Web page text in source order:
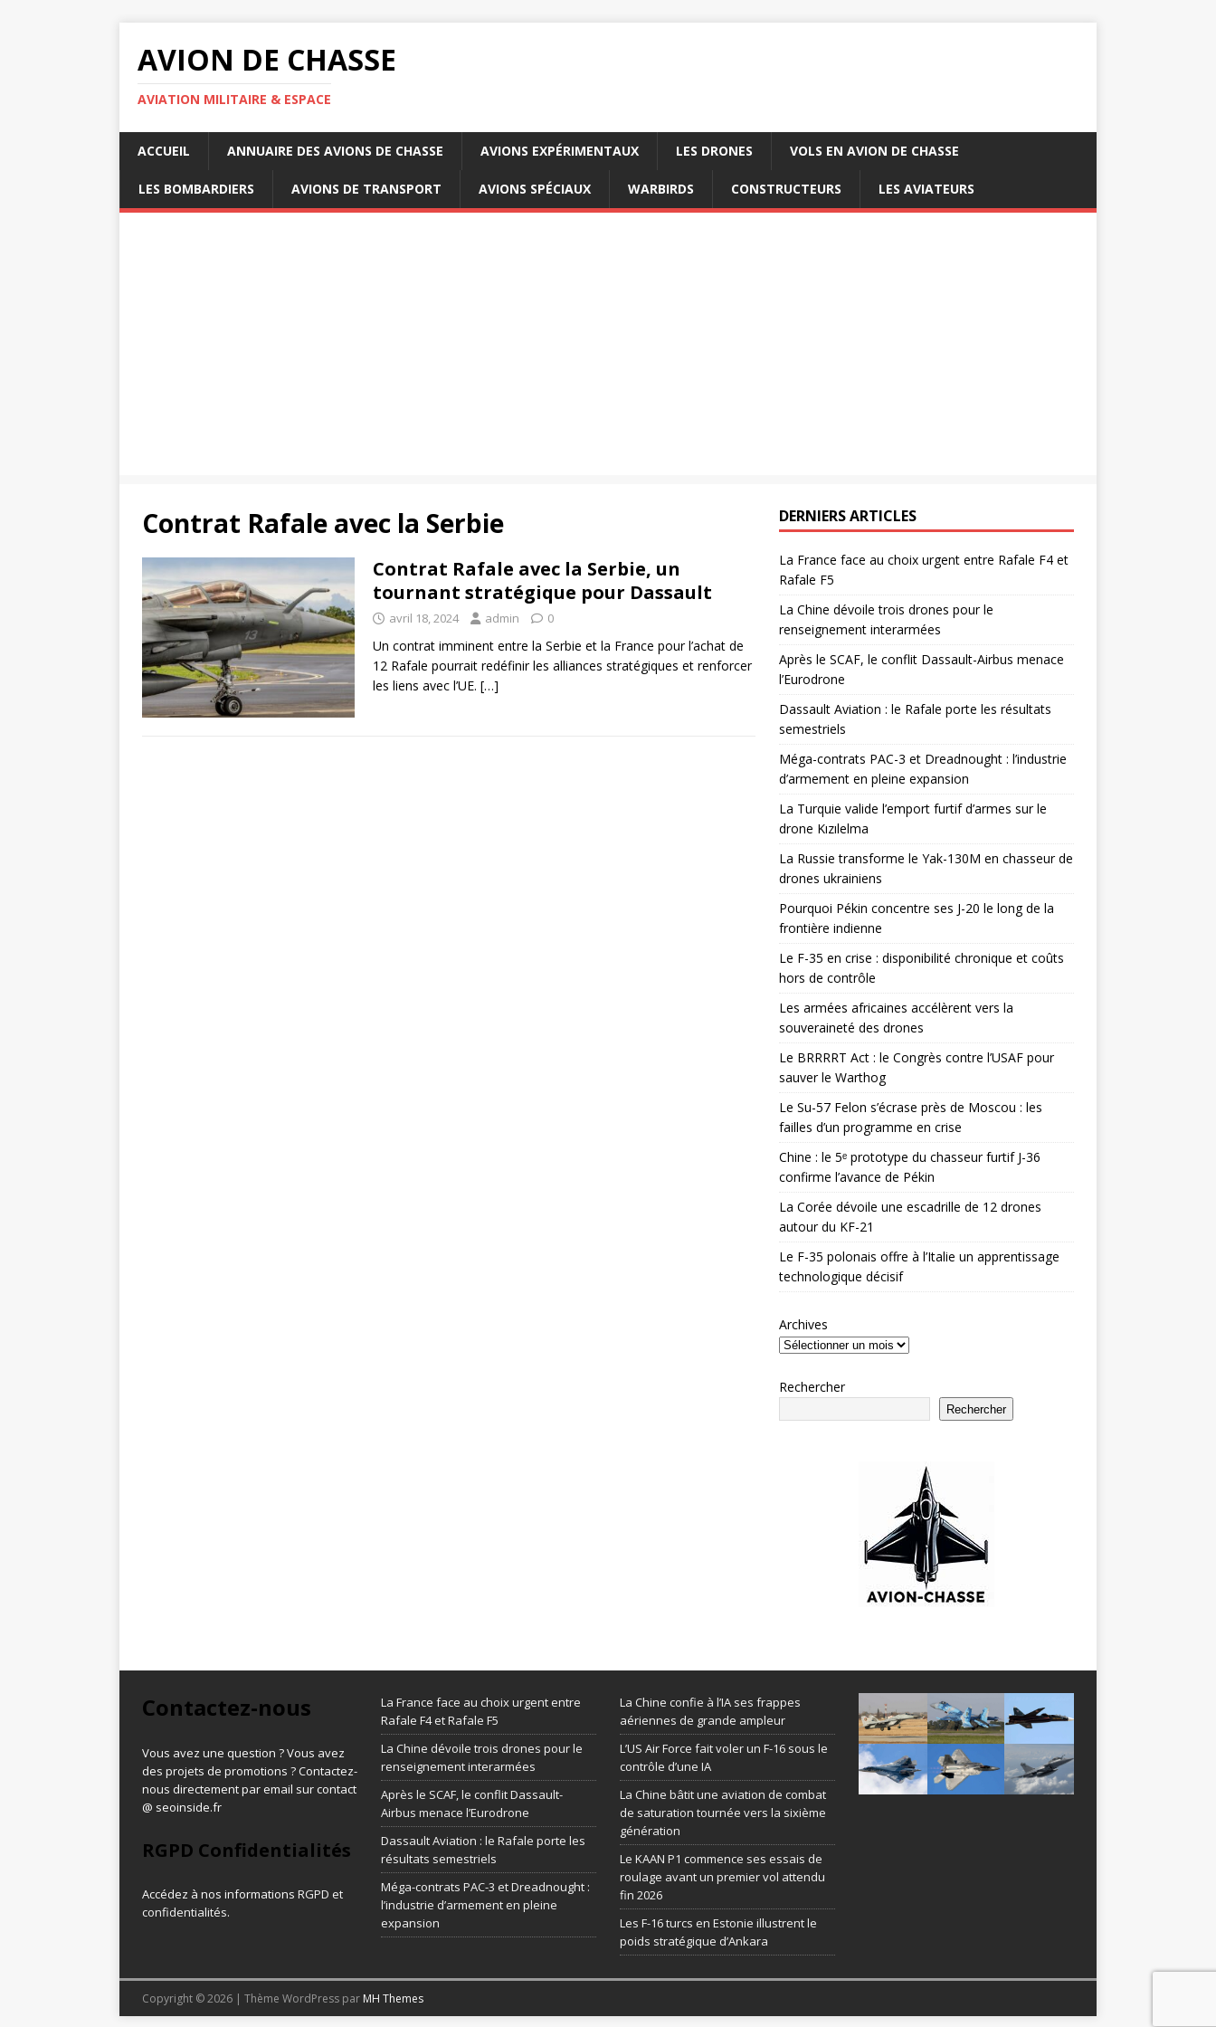
AVION DE CHASSE
AVIATION MILITAIRE & ESPACE
ACCUEIL ANNUAIRE DES AVIONS DE CHASSE AVIONS EXPÉRIMENTAUX LES DRONES VOLS EN AVION DE CHASSE
LES BOMBARDIERS AVIONS DE TRANSPORT AVIONS SPÉCIAUX WARBIRDS CONSTRUCTEURS LES AVIATEURS
Contrat Rafale avec la Serbie
Contrat Rafale avec la Serbie, un
tournant stratégique pour Dassault
avril 18, 2024 admin 0
Un contrat imminent entre la Serbie et la France pour l’achat de
12 Rafale pourrait redéfinir les alliances stratégiques et renforcer
les liens avec l’UE. […]
DERNIERS ARTICLES
La France face au choix urgent entre Rafale F4 et
Rafale F5
La Chine dévoile trois drones pour le
renseignement interarmées
Après le SCAF, le conflit Dassault-Airbus menace
l’Eurodrone
Dassault Aviation : le Rafale porte les résultats
semestriels
Méga-contrats PAC-3 et Dreadnought : l’industrie
d’armement en pleine expansion
La Turquie valide l’emport furtif d’armes sur le
drone Kızılelma
La Russie transforme le Yak-130M en chasseur de
drones ukrainiens
Pourquoi Pékin concentre ses J-20 le long de la
frontière indienne
Le F-35 en crise : disponibilité chronique et coûts
hors de contrôle
Les armées africaines accélèrent vers la
souveraineté des drones
Le BRRRRT Act : le Congrès contre l’USAF pour
sauver le Warthog
Le Su-57 Felon s’écrase près de Moscou : les
failles d’un programme en crise
Chine : le 5ᵉ prototype du chasseur furtif J-36
confirme l’avance de Pékin
La Corée dévoile une escadrille de 12 drones
autour du KF-21
Le F-35 polonais offre à l’Italie un apprentissage
technologique décisif
Archives
Rechercher
Rechercher
Contactez-nous
Vous avez une question ? Vous avez
des projets de promotions ? Contactez-
nous directement par email sur contact
@ seoinside.fr
RGPD Confidentialités
Accédez à nos informations RGPD et
confidentialités.
La France face au choix urgent entre
Rafale F4 et Rafale F5
La Chine dévoile trois drones pour le
renseignement interarmées
Après le SCAF, le conflit Dassault-
Airbus menace l’Eurodrone
Dassault Aviation : le Rafale porte les
résultats semestriels
Méga-contrats PAC-3 et Dreadnought :
l’industrie d’armement en pleine
expansion
La Chine confie à l’IA ses frappes
aériennes de grande ampleur
L’US Air Force fait voler un F-16 sous le
contrôle d’une IA
La Chine bâtit une aviation de combat
de saturation tournée vers la sixième
génération
Le KAAN P1 commence ses essais de
roulage avant un premier vol attendu
fin 2026
Les F-16 turcs en Estonie illustrent le
poids stratégique d’Ankara
Copyright © 2026 | Thème WordPress par MH Themes